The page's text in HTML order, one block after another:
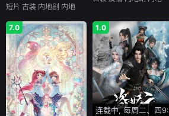
短片 古装 内地剧 内地
7.0 1.0
连载中, 每周二、四9: